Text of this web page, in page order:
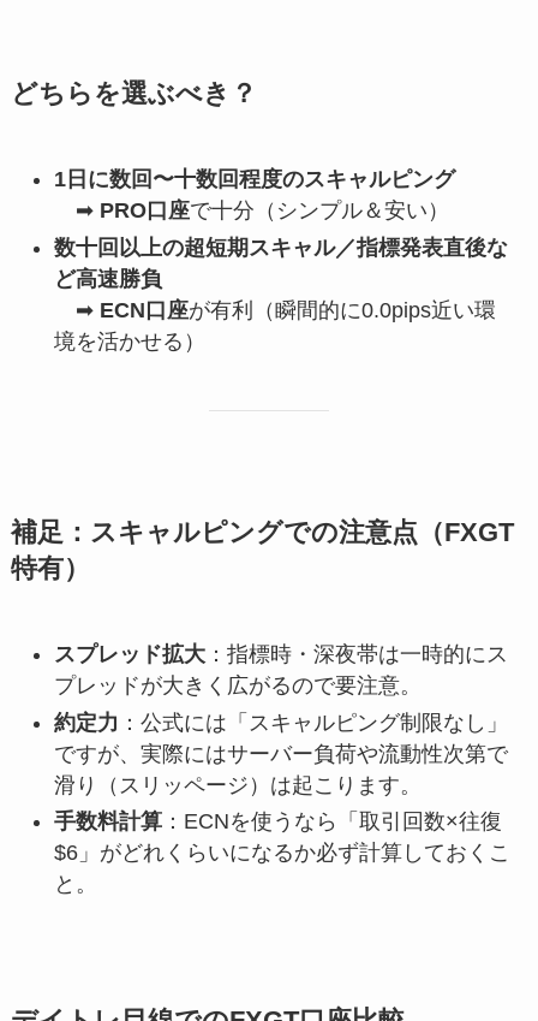
どちらを選ぶべき？
1日に数回〜十数回程度のスキャルピング
➡ PRO口座で十分（シンプル＆安い）
数十回以上の超短期スキャル／指標発表直後な
ど高速勝負
➡ ECN口座が有利（瞬間的に0.0pips近い環
境を活かせる）
補足：スキャルピングでの注意点（FXGT
特有）
スプレッド拡大：指標時・深夜帯は一時的にス
プレッドが大きく広がるので要注意。
約定力 ：公式には「スキャルピング制限なし」
ですが、実際にはサーバー負荷や流動性次第で
滑り（スリッページ）は起こります。
手数料計算：ECNを使うなら「取引回数×往復
$6」がどれくらいになるか必ず計算しておくこ
と。